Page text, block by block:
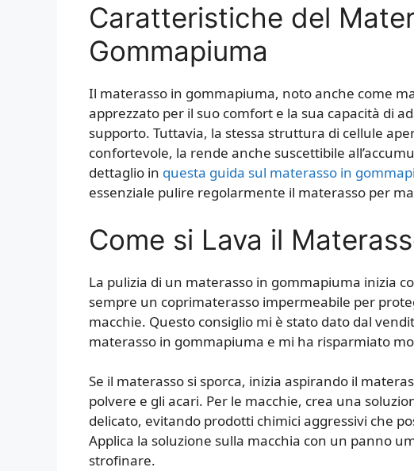
Caratteristiche del
Gommapiuma
Il materasso in gommapiuma, noto anche come
apprezzato per il suo comfort e la sua capacità di
supporto. Tuttavia, la stessa struttura di cellule
confortevole, la rende anche suscettibile
dettaglio in questa guida sul materasso in
essenziale pulire regolarmente il materasso per
Come si Lava il
La pulizia di un materasso in gommapiuma inizia
sempre un coprimaterasso impermeabile per
macchie. Questo consiglio mi è stato dato dal
materasso in gommapiuma e mi ha risparmiato
Se il materasso si sporca, inizia aspirando il
polvere e gli acari. Per le macchie, crea una
delicato, evitando prodotti chimici aggressivi che
Applica la soluzione sulla macchia con un panno
strofinare.